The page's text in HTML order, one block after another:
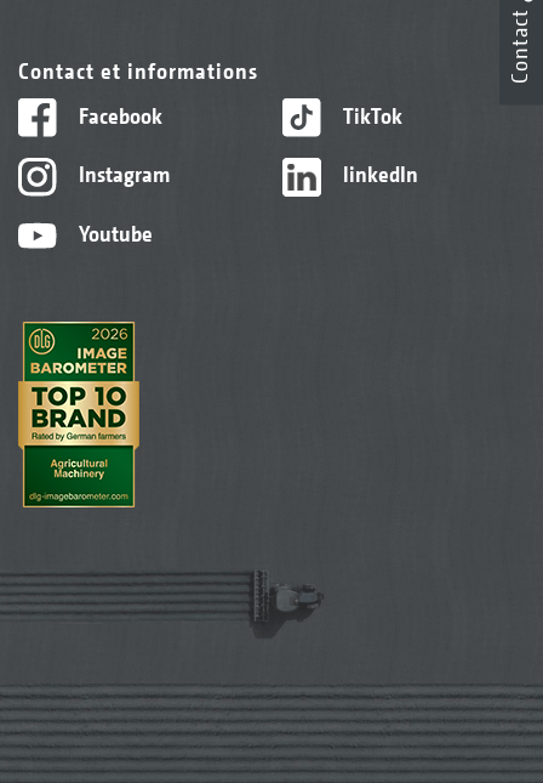
Contact et informations
Facebook
Instagram
Youtube
TikTok
linkedIn
Contact